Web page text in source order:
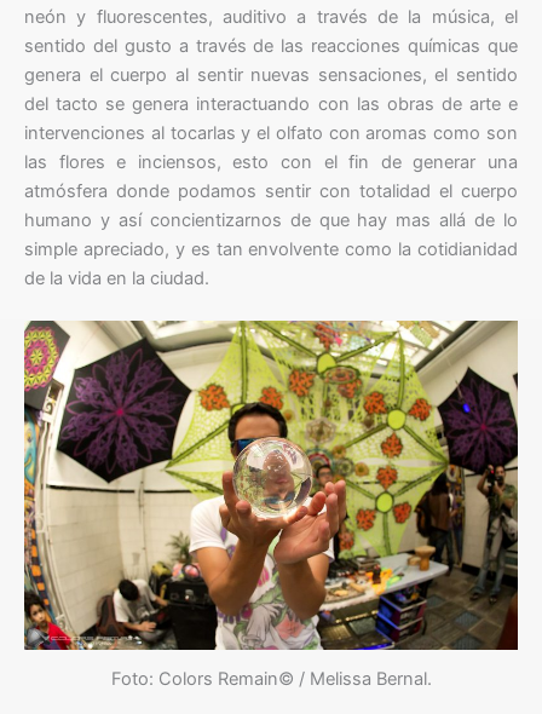
neón y fluorescentes, auditivo a través de la música, el
sentido del gusto a través de las reacciones químicas que
genera el cuerpo al sentir nuevas sensaciones, el sentido
del tacto se genera interactuando con las obras de arte e
intervenciones al tocarlas y el olfato con aromas como son
las flores e inciensos, esto con el fin de generar una
atmósfera donde podamos sentir con totalidad el cuerpo
humano y así concientizarnos de que hay mas allá de lo
simple apreciado, y es tan envolvente como la cotidianidad
de la vida en la ciudad.
Foto: Colors Remain© / Melissa Bernal.